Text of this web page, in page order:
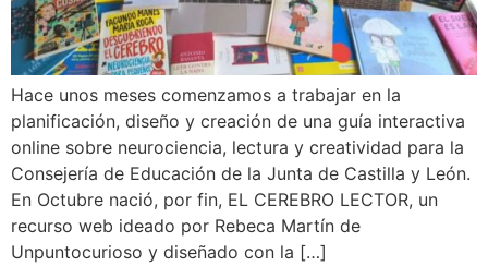
Hace unos meses comenzamos a trabajar en la
planificación, diseño y creación de una guía interactiva
online sobre neurociencia, lectura y creatividad para la
Consejería de Educación de la Junta de Castilla y León.
En Octubre nació, por fin, EL CEREBRO LECTOR, un
recurso web ideado por Rebeca Martín de
Unpuntocurioso y diseñado con la […]